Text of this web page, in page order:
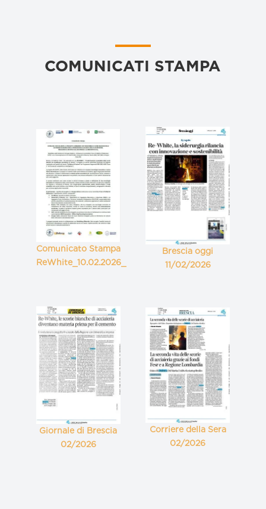
COMUNICATI STAMPA
Comunicato Stampa
ReWhite_10.02.2026_
Brescia oggi
11/02/2026
Giornale di Brescia
02/2026
Corriere della Sera
02/2026